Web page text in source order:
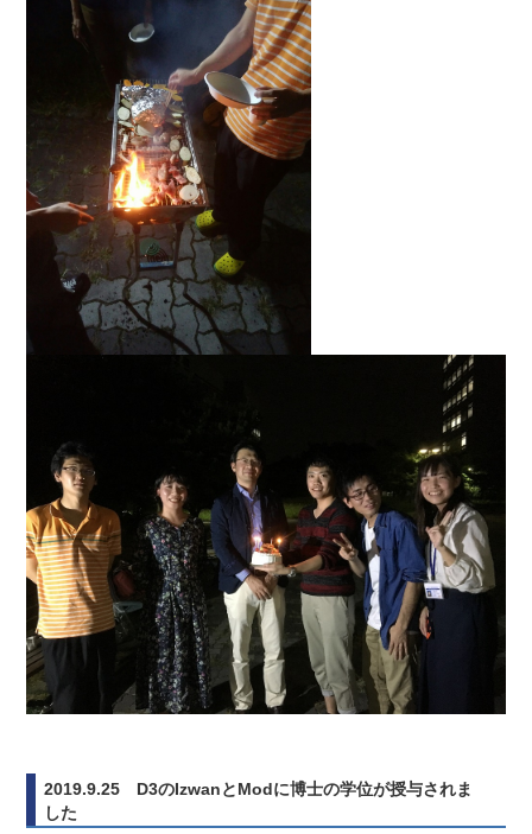
2019.9.25 D3のIzwanとModに博士の学位が授与されま
した